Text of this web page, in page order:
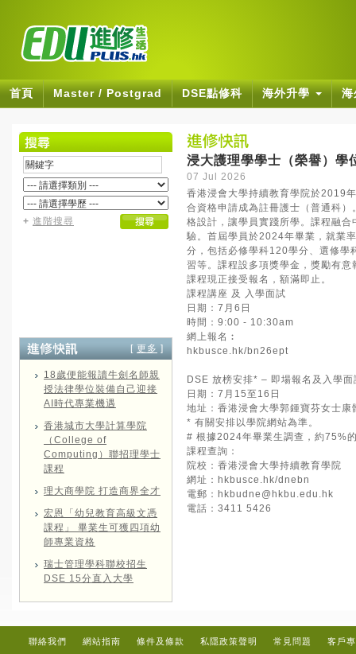
首頁 Master / Postgrad DSE點修科 海外升學
+ 進階搜尋
[ 更多 ]
18歲便能報讀牛劍名師親
授法律學位裝備自己迎接
AI時代專業機遇
香港城市大學計算學院
（College of
Computing）聯招理學士
課程
理大商學院 打造商界全才
宏恩「幼兒教育高級文憑
課程」 畢業生可獲四項幼
師專業資格
瑞士管理學科聯校招生
DSE 15分直入大學
浸大護理學學士（榮譽）學
07 Jul 2026
香港浸會大學持續教育學院於2019
合資格申請成為註冊護士（普通科
格設計，讓學員實踐所學。課程融
驗。首屆學員於2024年畢業，就業
分，包括必修學科120學分、選修
習等。課程設多項獎學金，獎勵有
課程現正接受報名，額滿即止。
課程講座 及 入學面試
日期：7月6日
時間：9:00 - 10:30am
網上報名︰
hkbusce.hk/bn26ept
DSE 放榜安排* – 即場報名及入學面
日期：7月15至16日
地址：香港浸會大學郭鍾寶芬女士康
* 有關安排以學院網站為準。
# 根據2024年畢業生調查，約75%
課程查詢：
院校：香港浸會大學持續教育學院
網址： hkbusce.hk/dnebn
電郵： hkbudne@hkbu.edu.hk
電話：3411 5426
聯絡我們 網站指南 條件及條款 私隱政策聲明 常見問題 客戶